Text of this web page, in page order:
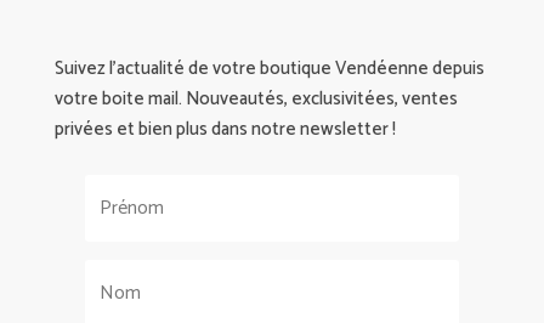
Suivez l’actualité de votre boutique Vendéenne depuis
votre boite mail. Nouveautés, exclusivitées, ventes
privées et bien plus dans notre newsletter !